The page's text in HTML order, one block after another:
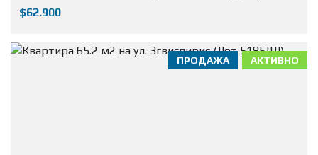
$62.900
АКТИВНО
ПРОДАЖА